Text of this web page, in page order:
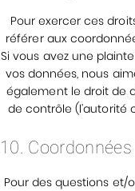
Pour exercer ces
référer aux
Si vous avez une
vos données, nous
également le droit de
de contrôle (l’autorité
10. Coordonnées
Pour des questions